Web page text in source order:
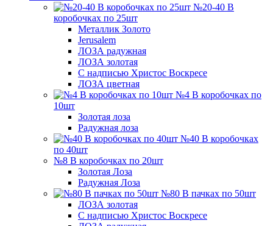
№20-40 В
коробочках по 25шт
Металлик Золото
Jerusalem
ЛОЗА радужная
ЛОЗА золотая
С надписью Христос Воскресе
ЛОЗА цветная
№4 В коробочках по
10шт
Золотая лоза
Радужная лоза
№40 В коробочках
по 40шт
№8 В коробочках по 20шт
Золотая Лоза
Радужная Лоза
№80 В пачках по 50шт
ЛОЗА золотая
С надписью Христос Воскресе